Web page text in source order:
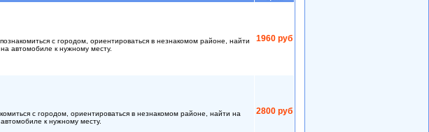
с городом, ориентироваться в незнакомом районе, найти
автомобиле к нужному месту.
1960 руб
с городом, ориентироваться в незнакомом районе, найти на
к нужному месту.
2800 руб